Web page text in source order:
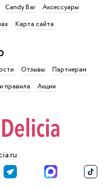
Candy Bar
Аксессуары
Карта сайта
Отзывы
Партнерам
правила Акции